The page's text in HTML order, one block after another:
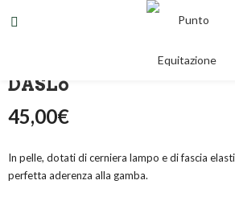
GHETTE IN PELLE DA
DASLö
45,00€
In pelle, dotati di cerniera lampo e di fascia
perfetta aderenza alla gamba.